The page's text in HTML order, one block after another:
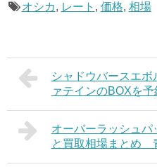
オシカ, レート , 価格, 相場
シャドウバースエ
ァテインのBOXを予
オーバーラッシュパ
と買取相場まとめ